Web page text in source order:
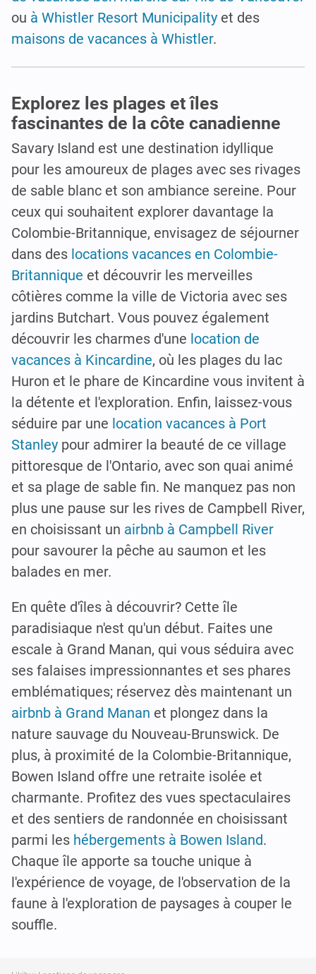
ou à Whistler Resort Municipality et des
maisons de vacances à Whistler.
Explorez les plages et îles
fascinantes de la côte canadienne
Savary Island est une destination idyllique
pour les amoureux de plages avec ses rivages
de sable blanc et son ambiance sereine. Pour
ceux qui souhaitent explorer davantage la
Colombie-Britannique, envisagez de séjourner
dans des locations vacances en Colombie-
Britannique et découvrir les merveilles
côtières comme la ville de Victoria avec ses
jardins Butchart. Vous pouvez également
découvrir les charmes d'une location de
vacances à Kincardine, où les plages du lac
Huron et le phare de Kincardine vous invitent à
la détente et l'exploration. Enfin, laissez-vous
séduire par une location vacances à Port
Stanley pour admirer la beauté de ce village
pittoresque de l'Ontario, avec son quai animé
et sa plage de sable fin. Ne manquez pas non
plus une pause sur les rives de Campbell River,
en choisissant un airbnb à Campbell River
pour savourer la pêche au saumon et les
balades en mer.
En quête d'îles à découvrir? Cette île
paradisiaque n'est qu'un début. Faites une
escale à Grand Manan, qui vous séduira avec
ses falaises impressionnantes et ses phares
emblématiques; réservez dès maintenant un
airbnb à Grand Manan et plongez dans la
nature sauvage du Nouveau-Brunswick. De
plus, à proximité de la Colombie-Britannique,
Bowen Island offre une retraite isolée et
charmante. Profitez des vues spectaculaires
et des sentiers de randonnée en choisissant
parmi les hébergements à Bowen Island.
Chaque île apporte sa touche unique à
l'expérience de voyage, de l'observation de la
faune à l'exploration de paysages à couper le
souffle.